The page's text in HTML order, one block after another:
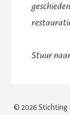
Stuur
© 2026 Stichting